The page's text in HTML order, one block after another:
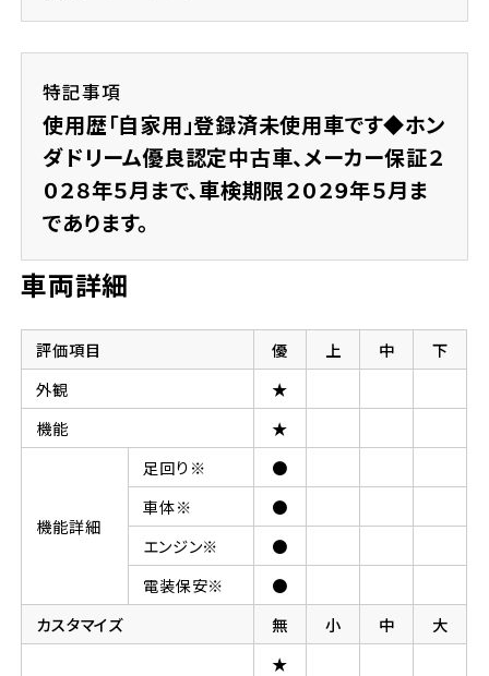
特記事項
使用歴「自家用」登録済未使用車です◆ホン
ダドリーム優良認定中古車、メーカー保証２
０２８年５月まで、車検期限２０２９年５月ま
であります。
車両詳細
評価項目 優 上 中
下
外観
★
機能
★
機能詳細
足回り※
●
車体※
●
エンジン※
●
電装保安※
●
カスタマイズ
無 小 中
大
★